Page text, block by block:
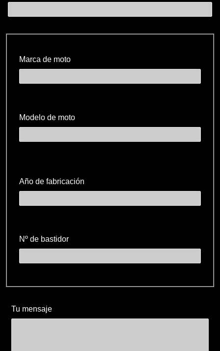
Marca de moto
Modelo de moto
Año de fabricación
Nº de bastidor
Tu mensaje